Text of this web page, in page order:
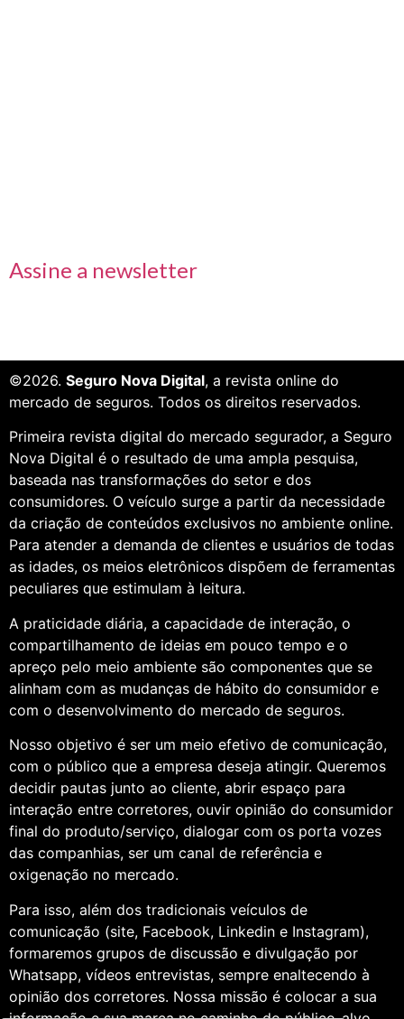
Assine a newsletter
©2026. Seguro Nova Digital, a revista online do
mercado de seguros. Todos os direitos reservados.
Primeira revista digital do mercado segurador, a Seguro
Nova Digital é o resultado de uma ampla pesquisa,
baseada nas transformações do setor e dos
consumidores. O veículo surge a partir da necessidade
da criação de conteúdos exclusivos no ambiente online.
Para atender a demanda de clientes e usuários de todas
as idades, os meios eletrônicos dispõem de ferramentas
peculiares que estimulam à leitura.
A praticidade diária, a capacidade de interação, o
compartilhamento de ideias em pouco tempo e o
apreço pelo meio ambiente são componentes que se
alinham com as mudanças de hábito do consumidor e
com o desenvolvimento do mercado de seguros.
Nosso objetivo é ser um meio efetivo de comunicação,
com o público que a empresa deseja atingir. Queremos
decidir pautas junto ao cliente, abrir espaço para
interação entre corretores, ouvir opinião do consumidor
final do produto/serviço, dialogar com os porta vozes
das companhias, ser um canal de referência e
oxigenação no mercado.
Para isso, além dos tradicionais veículos de
comunicação (site, Facebook, Linkedin e Instagram),
formaremos grupos de discussão e divulgação por
Whatsapp, vídeos entrevistas, sempre enaltecendo à
opinião dos corretores. Nossa missão é colocar a sua